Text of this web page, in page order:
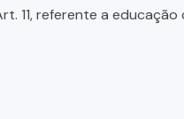
11, referente a